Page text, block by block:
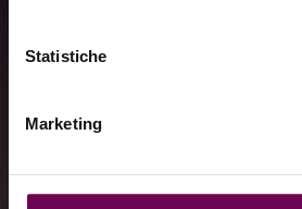
Statistiche
Marketing
Para todas as estações
permitindo que você aproveite uma
Indicado para peles secas, oleosas,